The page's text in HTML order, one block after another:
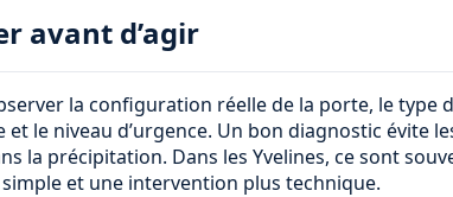
avant d’agir
la configuration réelle de la porte, le type
et le niveau d’urgence. Un bon diagnostic évite
la précipitation. Dans les Yvelines, ce sont
et une intervention plus technique.